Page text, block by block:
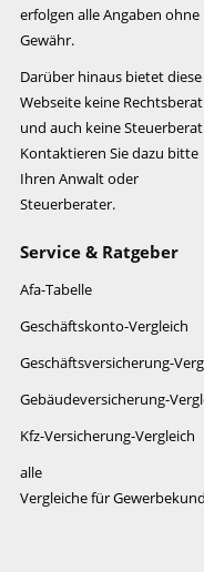
erfolgen alle Angaben ohne
Gewähr.
Darüber hinaus bietet diese
Webseite keine
und auch keine
Kontaktieren Sie dazu bitte
Ihren Anwalt oder
Steuerberater.
Service & Ratgeber
Afa-Tabelle
Geschäftskonto-Vergleich
Geschäftsversicherung-
Gebäudeversicherung-
Kfz-Versicherung-Vergleich
alle
Vergleiche für